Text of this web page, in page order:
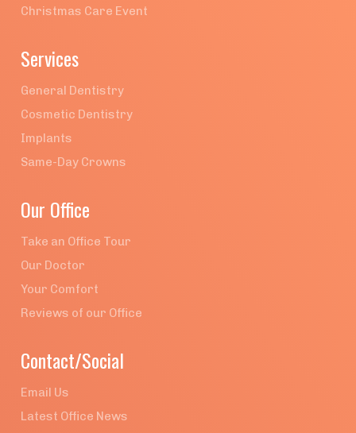
Christmas Care Event
Services
General Dentistry
Cosmetic Dentistry
Implants
Same-Day Crowns
Our Office
Take an Office Tour
Our Doctor
Your Comfort
Reviews of our Office
Contact/Social
Email Us
Latest Office News